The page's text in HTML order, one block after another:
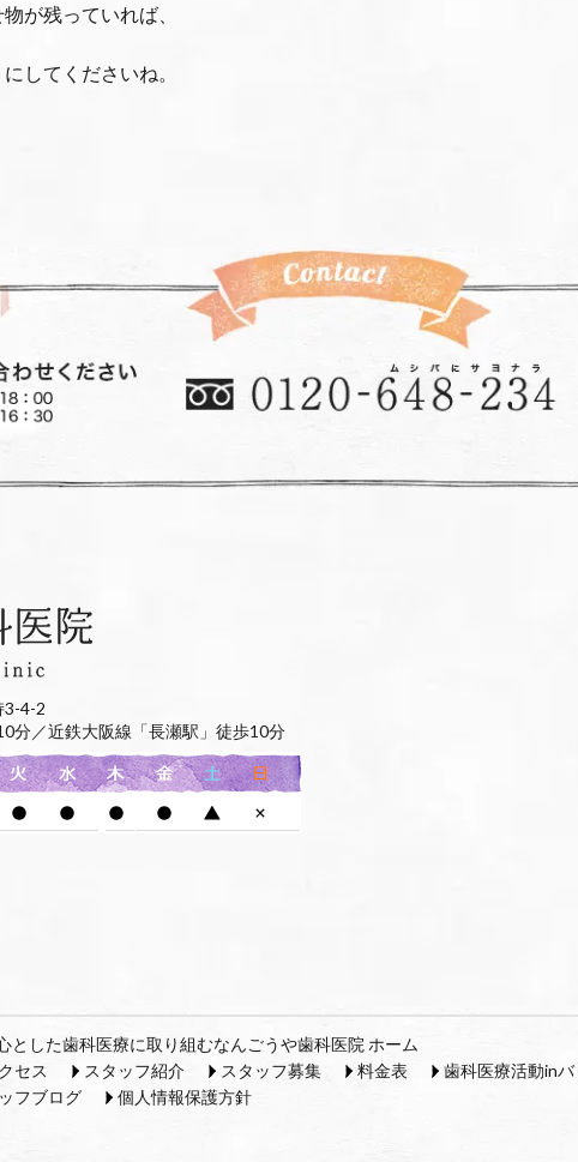
が残っていれば、
してくださいね。
3-4-2
分／近鉄大阪線「長瀬駅」徒歩10分
とした歯科医療に取り組むなんごうや歯科医院 ホーム
セス スタッフ紹介 スタッフ募集 料金表 歯科医療活動inバ
フブログ 個人情報保護方針